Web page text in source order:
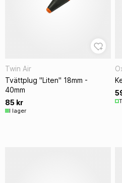
Twin Air
Tvättplug "Liten" 18mm -
40mm
85 kr
I lager